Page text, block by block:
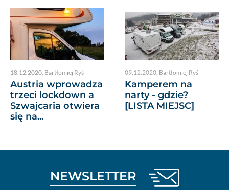
18.12.2020 Bartłomiej Ryś
Austria wprowadza
trzeci lockdown a
Szwajcaria otwiera
się na...
09.12.2020 Bartłomiej Ryś
Kamperem na
narty - gdzie?
[LISTA MIEJSC]
NEWSLETTER